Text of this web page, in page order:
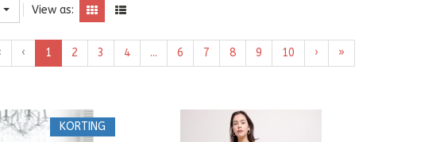
View as:
‹ 1 2 3 4 ... 6 7 8 9 10 › »
KORTING